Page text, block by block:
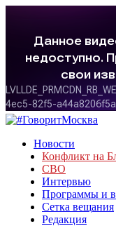
Новости
Конфликт на
СВО
Интервью
Программы и
Сетка вещания
Редакция